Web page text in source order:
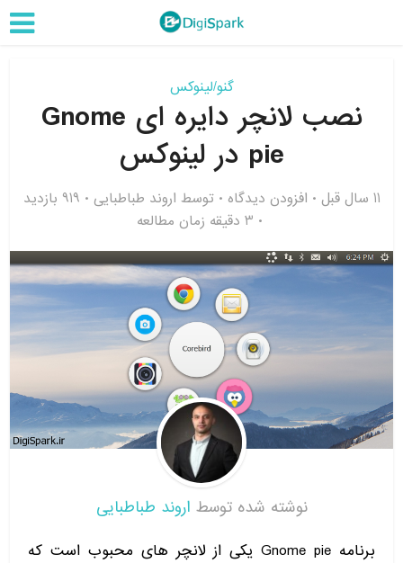
گنو/لینوکس
نصب لانچر دایره ای Gnome
pie در لینوکس
11 سال قبل افزودن دیدگاه توسط اروند طباطبایی
919 بازدید
3 دقیقه زمان مطالعه
نوشته شده توسط اروند طباطبایی
برنامه Gnome pie یکی از لانچر های محبوب است که